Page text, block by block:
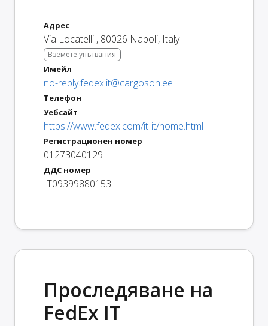
Адрес
Via Locatelli , 80026 Napoli, Italy
Вземете упътвания
Имейл
no-reply.fedex.it@cargoson.ee
Телефон
Уебсайт
https://www.fedex.com/it-it/home.html
Регистрационен номер
01273040129
ДДС номер
IT09399880153
Проследяване на
FedEx IT